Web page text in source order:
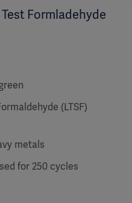
Formladehyde
(LTSF)
metals
for 250 cycles